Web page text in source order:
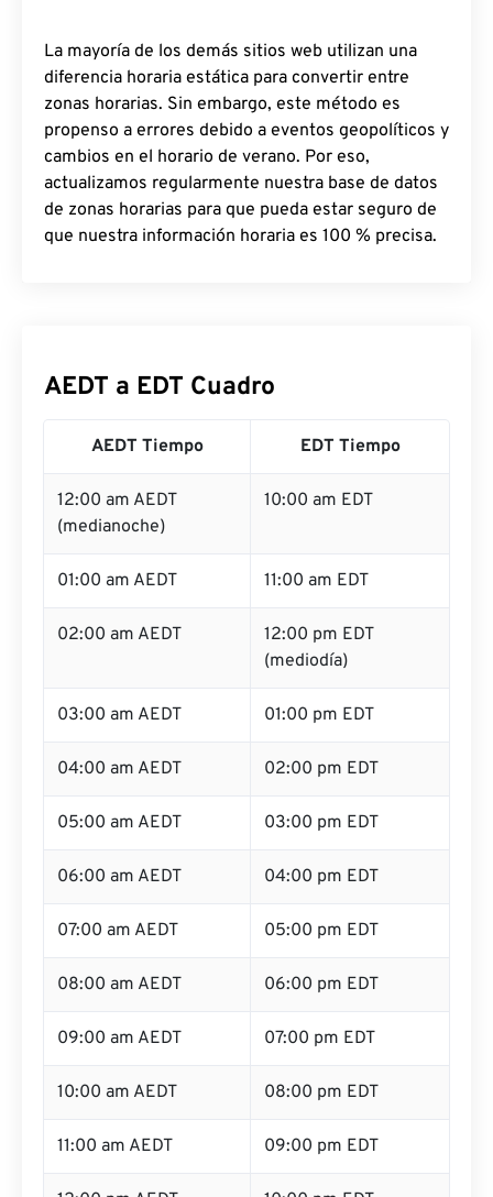
La mayoría de los demás sitios web utilizan una
diferencia horaria estática para convertir entre
zonas horarias. Sin embargo, este método es
propenso a errores debido a eventos geopolíticos y
cambios en el horario de verano. Por eso,
actualizamos regularmente nuestra base de datos
de zonas horarias para que pueda estar seguro de
que nuestra información horaria es 100 % precisa.
AEDT a EDT Cuadro
AEDT Tiempo EDT Tiempo
12:00 am AEDT
(medianoche)
10:00 am EDT
01:00 am AEDT 11:00 am EDT
02:00 am AEDT
12:00 pm EDT
(mediodía)
03:00 am AEDT 01:00 pm EDT
04:00 am AEDT 02:00 pm EDT
05:00 am AEDT 03:00 pm EDT
06:00 am AEDT 04:00 pm EDT
07:00 am AEDT 05:00 pm EDT
08:00 am AEDT 06:00 pm EDT
09:00 am AEDT 07:00 pm EDT
10:00 am AEDT 08:00 pm EDT
11:00 am AEDT 09:00 pm EDT